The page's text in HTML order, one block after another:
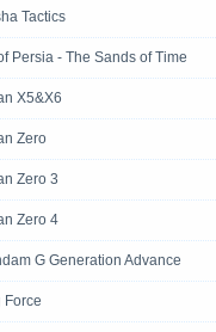
Tactics
Persia - The Sands of Time
X5&X6
Zero
Zero 3
Zero 4
G Generation Advance
Force